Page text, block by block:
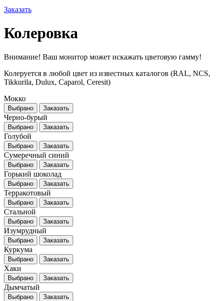
Заказать
Колеровка
Внимание! Ваш монитор может искажать цветовую гамму!
Колеруется в любой цвет из известных каталогов (RAL, NCS,
Tikkurila, Dulux, Caparol, Ceresit)
Мокко
Выбрано Заказать
Черно-бурый
Выбрано Заказать
Голубой
Выбрано Заказать
Сумеречный синий
Выбрано Заказать
Горький шоколад
Выбрано Заказать
Терракотовый
Выбрано Заказать
Стальной
Выбрано Заказать
Изумрудный
Выбрано Заказать
Куркума
Выбрано Заказать
Хаки
Выбрано Заказать
Дымчатый
Выбрано Заказать